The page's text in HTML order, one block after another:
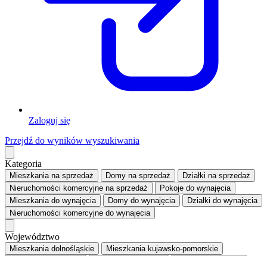
Zaloguj się
Przejdź do wyników wyszukiwania
Kategoria
Mieszkaniana sprzedaż Domy na sprzedaż Działki na sprzedaż
Nieruchomości komercyjne na sprzedaż Pokoje do wynajęcia
Mieszkaniado wynajęcia Domy do wynajęcia Działki do wynajęcia
Nieruchomości komercyjne do wynajęcia
Województwo
Mieszkania dolnośląskie
Mieszkania kujawsko-pomorskie